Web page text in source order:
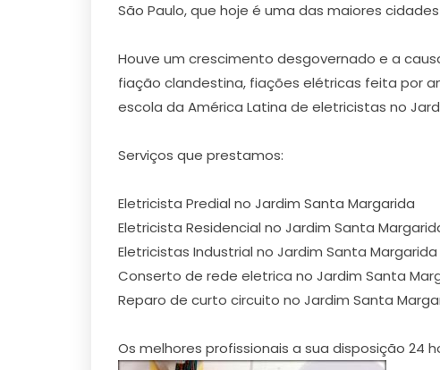
São Paulo, que hoje é uma das maiores
Houve um crescimento desgovernado e a
fiação clandestina, fiações elétricas feita por
escola da América Latina de eletricistas no
Serviços que prestamos:
Eletricista Predial no Jardim Santa Margarida
Eletricista Residencial no Jardim Santa
Eletricistas Industrial no Jardim Santa Margarida
Conserto de rede eletrica no Jardim Santa
Reparo de curto circuito no Jardim Santa
Os melhores profissionais a sua disposição 24